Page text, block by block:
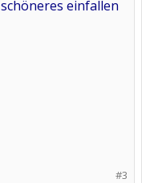
einfallen
#3